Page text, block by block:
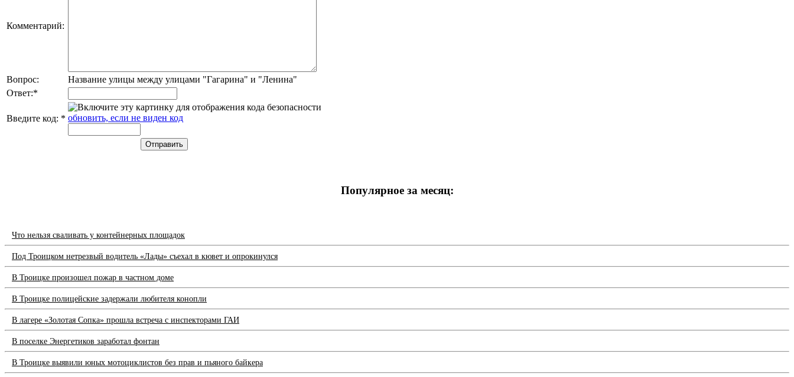
Комментарий:
Вопрос:
Название улицы между улицами "Гагарина" и "Ленина"
Ответ:*
Введите код: * обновить, если не виден код
Популярное за месяц:
Что нельзя сваливать у контейнерных площадок
Под Троицком нетрезвый водитель «Лады» съехал в кювет и опрокинулся
В Троицке произошел пожар в частном доме
В Троицке полицейские задержали любителя конопли
В лагере «Золотая Сопка» прошла встреча с инспекторами ГАИ
В поселке Энергетиков заработал фонтан
В Троицке выявили юных мотоциклистов без прав и пьяного байкера